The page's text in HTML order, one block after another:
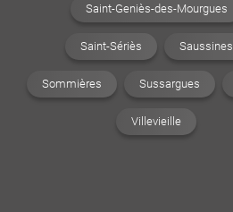
Saint-Geniès-des-Mourgues
Saint-Sériès Saussines
Sommières Sussargues
Villevieille